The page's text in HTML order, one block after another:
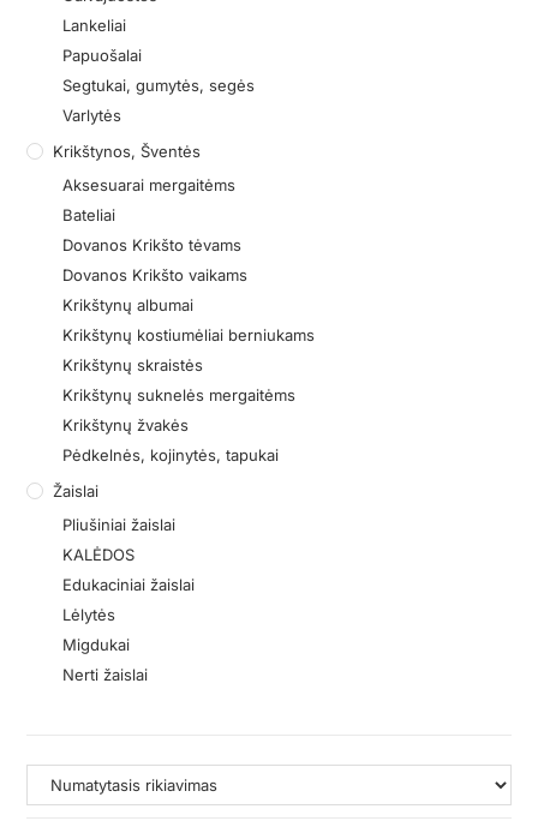
Lankeliai
Papuošalai
Segtukai, gumytės, segės
Varlytės
Krikštynos, Šventės
Aksesuarai mergaitėms
Bateliai
Dovanos Krikšto tėvams
Dovanos Krikšto vaikams
Krikštynų albumai
Krikštynų kostiumėliai berniukams
Krikštynų skraistės
Krikštynų suknelės mergaitėms
Krikštynų žvakės
Pėdkelnės, kojinytės, tapukai
Žaislai
Pliušiniai žaislai
KALĖDOS
Edukaciniai žaislai
Lėlytės
Migdukai
Nerti žaislai